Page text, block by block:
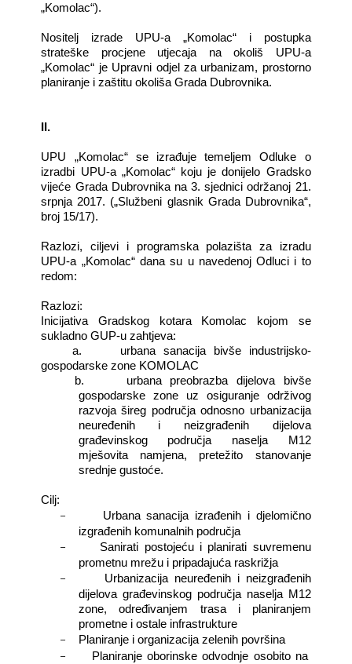
„Komolac“).
Nositelj izrade UPU-a „Komolac“ i postupka
strateške procjene utjecaja na okoliš UPU-a
„Komolac“ je Upravni odjel za urbanizam, prostorno
planiranje i zaštitu okoliša Grada Dubrovnika.
II.
UPU „Komolac“ se izrađuje temeljem Odluke o
izradbi UPU-a „Komolac“ koju je donijelo Gradsko
vijeće Grada Dubrovnika na 3. sjednici održanoj 21.
srpnja 2017. („Službeni glasnik Grada Dubrovnika“,
broj 15/17).
Razlozi, ciljevi i programska polazišta za izradu
UPU-a „Komolac“ dana su u navedenoj Odluci i to
redom:
Razlozi:
Inicijativa Gradskog kotara Komolac kojom se
sukladno GUP-u zahtjeva:
a. urbana sanacija bivše industrijsko-
gospodarske zone KOMOLAC
b. urbana preobrazba dijelova bivše
gospodarske zone uz osiguranje održivog
razvoja šireg područja odnosno urbanizacija
neuređenih i neizgrađenih dijelova
građevinskog područja naselja M12
mješovita namjena, pretežito stanovanje
srednje gustoće.
Cilj:
−
Urbana sanacija izrađenih i djelomično
izgrađenih komunalnih područja
−
Sanirati postojeću i planirati suvremenu
prometnu mrežu i pripadajuća raskrižja
−
Urbanizacija neuređenih i neizgrađenih
dijelova građevinskog područja naselja M12
zone, određivanjem trasa i planiranjem
prometne i ostale infrastrukture
− Planiranje i organizacija zelenih površina
−
Planiranje oborinske odvodnje osobito na